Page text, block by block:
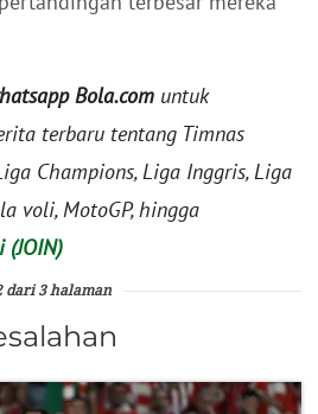
Bola.com untuk
terbaru tentang Timnas
Champions, Liga Inggris, Liga
voli, MotoGP, hingga
dari 3 halaman